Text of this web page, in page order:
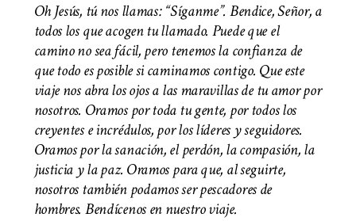
Oh Jesús, tú nos llamas: “Síganme”. Bendice, Señor, a
todos los que acogen tu llamado. Puede que el
camino no sea fácil, pero tenemos la confianza de
que todo es posible si caminamos contigo. Que este
viaje nos abra los ojos a las maravillas de tu amor por
nosotros. Oramos por toda tu gente, por todos los
creyentes e incrédulos, por los líderes y seguidores.
Oramos por la sanación, el perdón, la compasión, la
justicia y la paz. Oramos para que, al seguirte,
nosotros también podamos ser pescadores de
hombres. Bendícenos en nuestro viaje.